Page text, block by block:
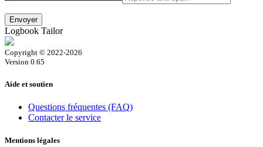
Logbook Tailor
Copyright © 2022-2026
Version 0.65
Aide et soutien
Questions fréquentes (FAQ)
Contacter le service
Mentions légales